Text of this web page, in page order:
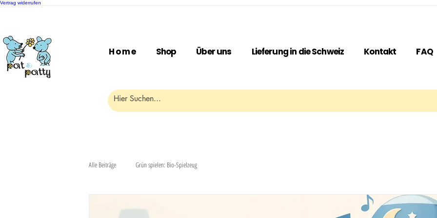
Vertrag widerrufen
H o m e Shop Über uns Lieferung in die Schweiz Kontakt FAQ
Alle Beiträge Grün spielen: Bio-Spielzeug